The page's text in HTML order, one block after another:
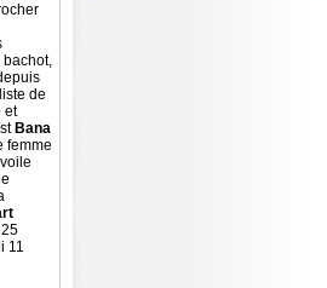
bachot,
de
et
Bana
femme
11